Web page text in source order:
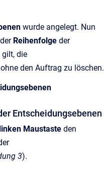
wurde angelegt. Nun
Reihenfolge der
gilt, die
ohne den Auftrag zu löschen.
Entscheidungsebenen
Maustaste den
3).